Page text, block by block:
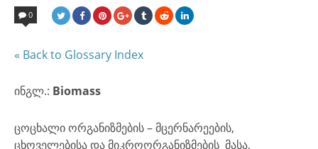
BY
IN
0
« Back to Glossary Index
ინგლ.: Biomass
ცოცხალი ორგანიზმების – მცერნარეების,
ცხოველებისა და მიკროორგანიზმების მასა,